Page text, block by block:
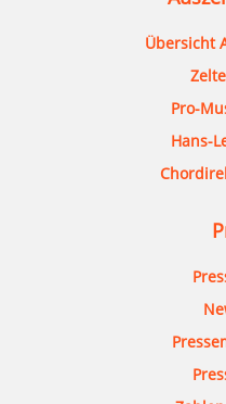
Übersicht
Pro-
Hans-